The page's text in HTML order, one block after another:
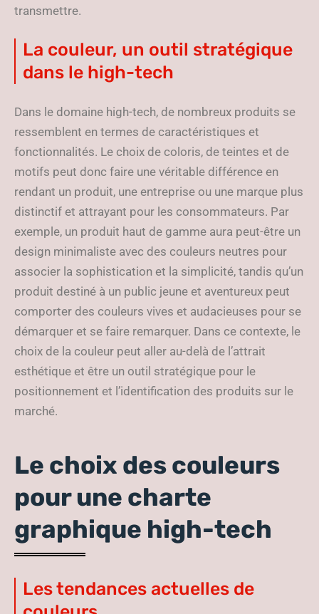
transmettre.
La couleur, un outil stratégique
dans le high-tech
Dans le domaine high-tech, de nombreux produits se
ressemblent en termes de caractéristiques et
fonctionnalités. Le choix de coloris, de teintes et de
motifs peut donc faire une véritable différence en
rendant un produit, une entreprise ou une marque plus
distinctif et attrayant pour les consommateurs. Par
exemple, un produit haut de gamme aura peut-être un
design minimaliste avec des couleurs neutres pour
associer la sophistication et la simplicité, tandis qu’un
produit destiné à un public jeune et aventureux peut
comporter des couleurs vives et audacieuses pour se
démarquer et se faire remarquer. Dans ce contexte, le
choix de la couleur peut aller au-delà de l’attrait
esthétique et être un outil stratégique pour le
positionnement et l’identification des produits sur le
marché.
Le choix des couleurs
pour une charte
graphique high-tech
Les tendances actuelles de